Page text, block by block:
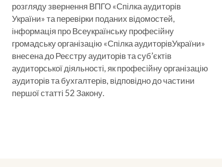
розгляду звернення ВПГО «Спілка аудиторів
України» та перевірки поданих відомостей,
інформація про Всеукраїнську професійну
громадську організацію «Спілка аудиторівУкраїни»
внесена до Реєстру аудиторів та суб’єктів
аудиторської діяльності, як професійну організацію
аудиторів та бухгалтерів, відповідно до частини
першої статті 52 Закону.